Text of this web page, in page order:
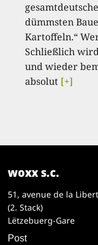
dümmsten
Kartoffeln.“
Schließlich
und wieder
absolut [+]
woxx s.c.
51, avenue de la
(2. Stack)
Lëtzebuerg-Gare
Post